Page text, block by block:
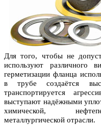
Для того, чтобы не
используют различного
герметизации фланца
в трубе создаётся
транспортируется
выступают надёжными
химической,
металлургической отрасли.